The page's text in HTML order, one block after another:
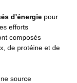
d’énergie pour
efforts
composés
de protéine et de
source